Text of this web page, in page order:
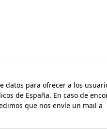
datos para ofrecer a los
de España. En caso de
que nos envíe un mail a